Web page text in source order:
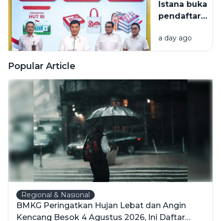
2026
Istana buka
pendaftaran
HUT Ke-81
RI mulai 5
a day ago
Popular Article
Regional & Nasional
BMKG Peringatkan Hujan Lebat dan Angin
Kencang Besok 4 Agustus 2026, Ini Daftar